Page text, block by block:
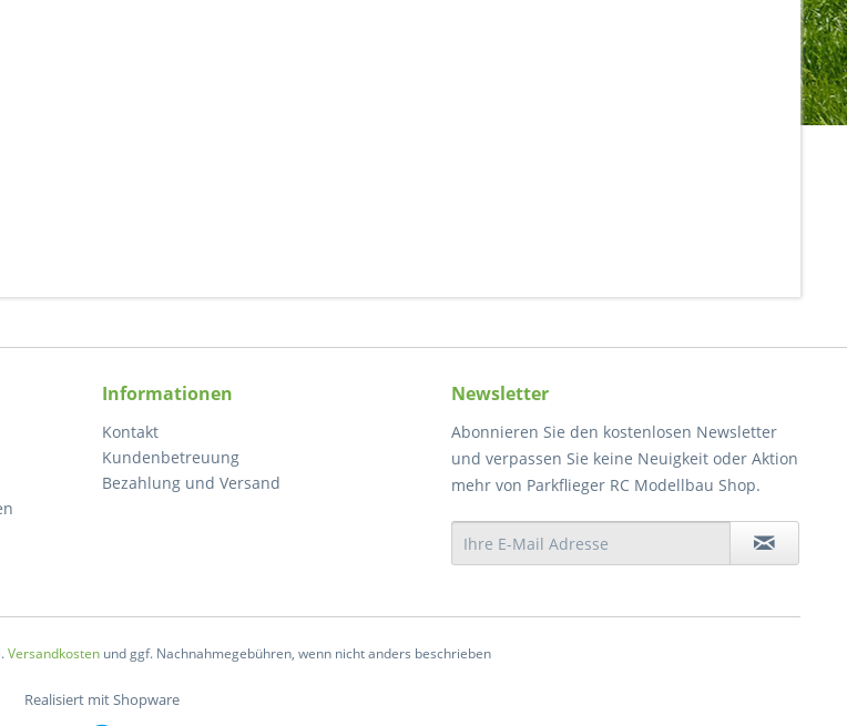
Informationen
Kontakt
Kundenbetreuung
Bezahlung und Versand
Newsletter
Abonnieren Sie den kostenlosen Newsletter
und verpassen Sie keine Neuigkeit oder Aktion
mehr von Parkflieger RC Modellbau Shop.
Versandkostenund ggf. Nachnahmegebühren, wenn nicht anders beschrieben
Realisiert mit Shopware